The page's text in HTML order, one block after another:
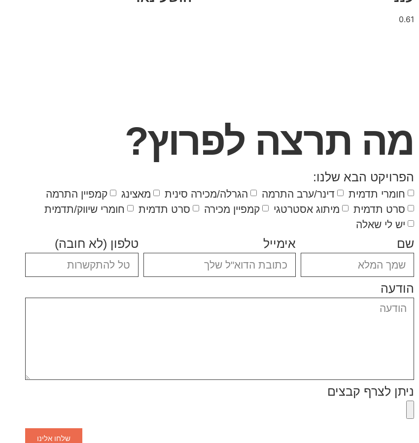
מה תרצה לפרוץ?
הפרויקט הבא שלנו:
חומרי תדמית דינר/ערב התרמה הגרלה/מכירה סינית מאצינג
קמפיין התרמה
סרט תדמית
מיתוג אסטרטגי קמפיין מכירה סרט תדמית
חומרי שיווק/תדמית
יש לי שאלה
שם אימייל טלפון (לא חובה)
הודעה
ניתן לצרף קבצים
שלחו אלינו